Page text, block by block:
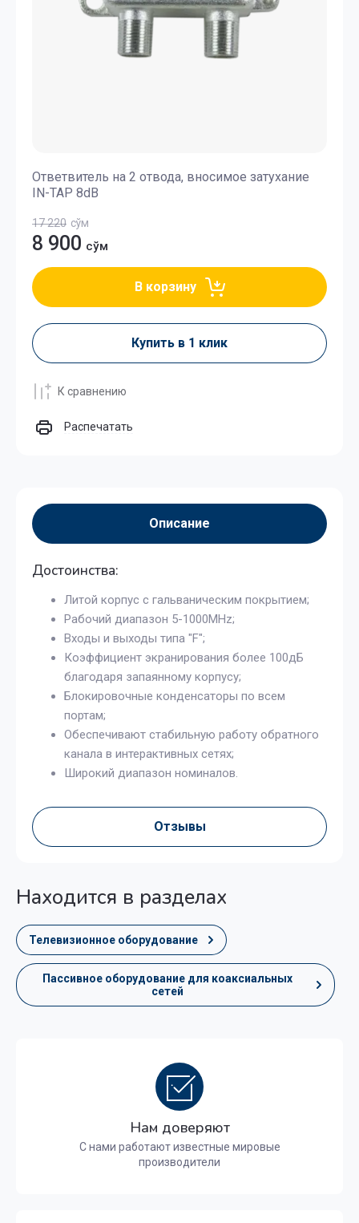
Ответвитель на 2 отвода, вносимое затухание
IN-TAP 8dB
17 220 сўм
8 900 сўм
В корзину
Купить в 1 клик
К сравнению
Распечатать
Описание
Достоинства:
Литой корпус с гальваническим покрытием;
Рабочий диапазон 5-1000MHz;
Входы и выходы типа "F";
Коэффициент экранирования более 100дБ
благодаря запаянному корпусу;
Блокировочные конденсаторы по всем
портам;
Обеспечивают стабильную работу обратного
канала в интерактивных сетях;
Широкий диапазон номиналов.
Отзывы
Находится в разделах
Телевизионное оборудование
Пасcивное оборудование для коаксиальных
сетей
Нам доверяют
С нами работают известные мировые
производители